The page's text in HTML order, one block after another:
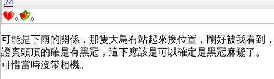
24
0 0
可能是下雨的關係，那隻大鳥有站起來換位置，剛好被我看到
證實頭頂的確是有黑冠，這下應該是可以確定是黑冠麻鷺了。
可惜當時沒帶相機。